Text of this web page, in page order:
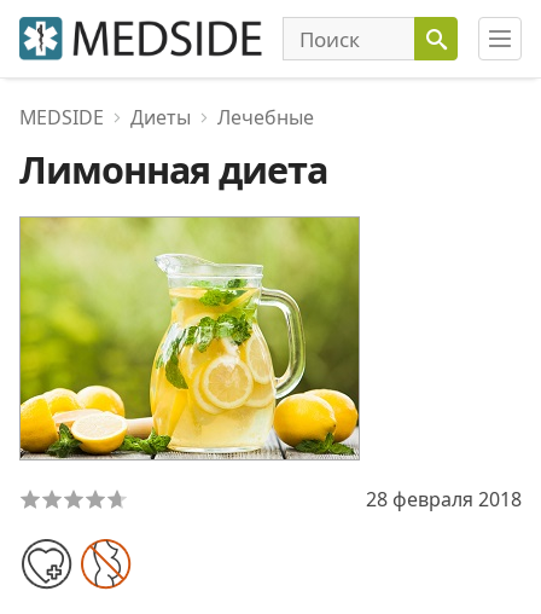
MEDSIDE Диеты Лечебные
Лимонная диета
28 февраля 2018